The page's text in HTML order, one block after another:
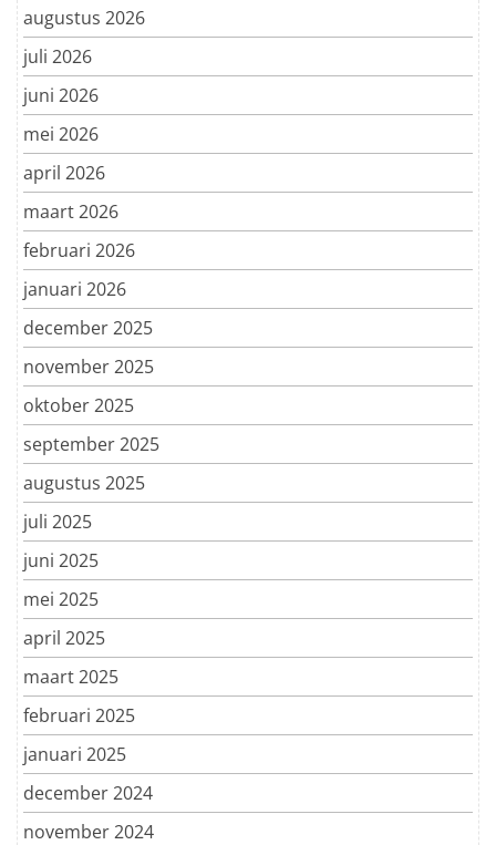
augustus 2026
juli 2026
juni 2026
mei 2026
april 2026
maart 2026
februari 2026
januari 2026
december 2025
november 2025
oktober 2025
september 2025
augustus 2025
juli 2025
juni 2025
mei 2025
april 2025
maart 2025
februari 2025
januari 2025
december 2024
november 2024